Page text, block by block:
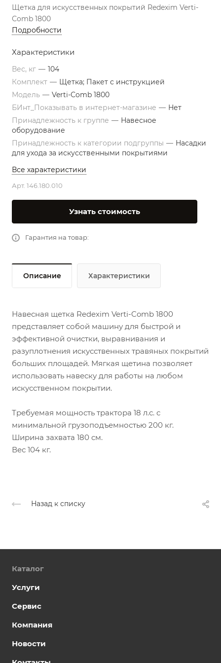
Щетка для искусственных покрытий Redexim Verti-
Сomb 1800
Подробности
Характеристики
Вес, кг — 104
Комплект — Щетка; Пакет с инструкцией
Модель — Verti-Сomb 1800
БИнт_Показывать в интернет-магазине — Нет
Принадлежность к группе — Навесное
оборудование
Принадлежность к категории подгруппы — Насадки
для ухода за искусственными покрытиями
Все характеристики
Арт. 146.180.010
Узнать стоимость
Гарантия на товар:
Описание Характеристики
Навесная щетка Redexim Verti-Comb 1800
представляет собой машину для быстрой и
эффективной очистки, выравнивания и
разуплотнения искусственных травяных покрытий
больших площадей. Мягкая щетина позволяет
использовать навеску для работы на любом
искусственном покрытии.
Требуемая мощность трактора 18 л.с. с
минимальной грузоподъемностью 200 кг.
Ширина захвата 180 см.
Вес 104 кг.
Назад к списку
Каталог
Услуги
Сервис
Компания
Новости